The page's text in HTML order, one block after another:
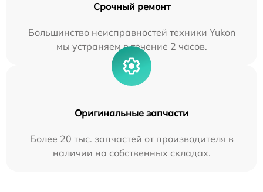
Срочный ремонт
Большинство неисправностей техники Yukon
мы устраняем в течение 2 часов.
Оригинальные запчасти
Более 20 тыс. запчастей от производителя в
наличии на собственных складах.